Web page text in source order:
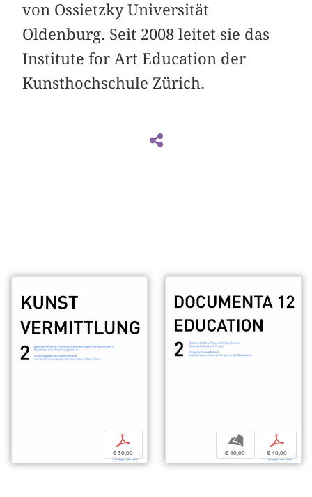
von Ossietzky Universität
Oldenburg. Seit 2008 leitet sie das
Institute for Art Education der
Kunsthochschule Zürich.
p
€ 50,00
b
€ 40,00
p
€ 40,00